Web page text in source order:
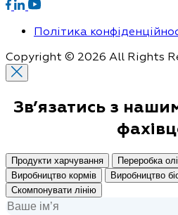
Політика
Copyright © 2026 All Rights
Зв’язатись з
Продукти харчування
Переробка
Виробництво кормів
Виробництво
Скомпонувати лінію